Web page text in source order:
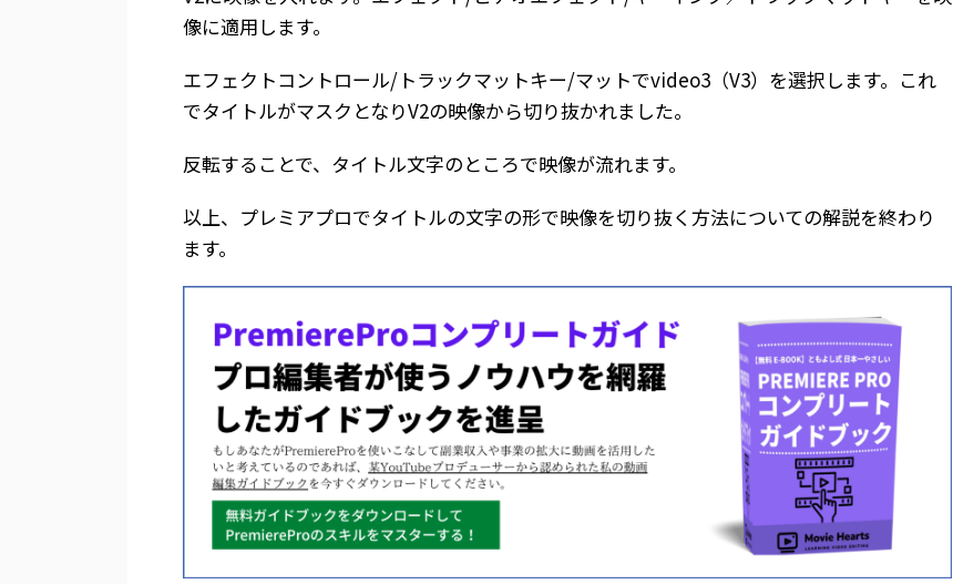
像に適用します。
エフェクトコントロール/トラックマットキー/マットでvideo3（V3）を選択します。これ
でタイトルがマスクとなりV2の映像から切り抜かれました。
反転することで、タイトル文字のところで映像が流れます。
以上、プレミアプロでタイトルの文字の形で映像を切り抜く方法についての解説を終わり
ます。